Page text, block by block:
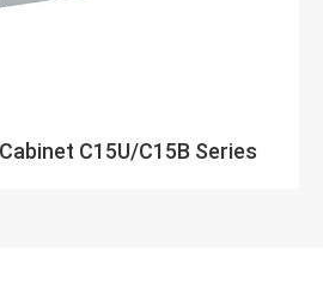
C15U/C15B Series